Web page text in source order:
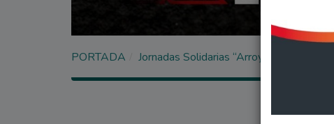
PORTADA Jornadas Solidarias “Arroyo para todos,